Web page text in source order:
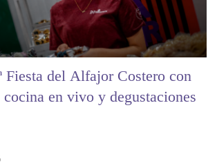
cocina en vivo y degustaciones